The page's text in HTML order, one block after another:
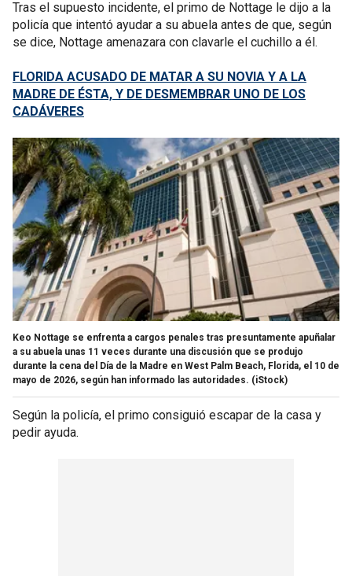
Tras el supuesto incidente, el primo de Nottage le dijo a la
policía que intentó ayudar a su abuela antes de que, según
se dice, Nottage amenazara con clavarle el cuchillo a él.
FLORIDA ACUSADO DE MATAR A SU NOVIA Y A LA
MADRE DE ÉSTA, Y DE DESMEMBRAR UNO DE LOS
CADÁVERES
Keo Nottage se enfrenta a cargos penales tras presuntamente apuñalar
a su abuela unas 11 veces durante una discusión que se produjo
durante la cena del Día de la Madre en West Palm Beach, Florida, el 10 de
mayo de 2026, según han informado las autoridades. (iStock)
Según la policía, el primo consiguió escapar de la casa y
pedir ayuda.